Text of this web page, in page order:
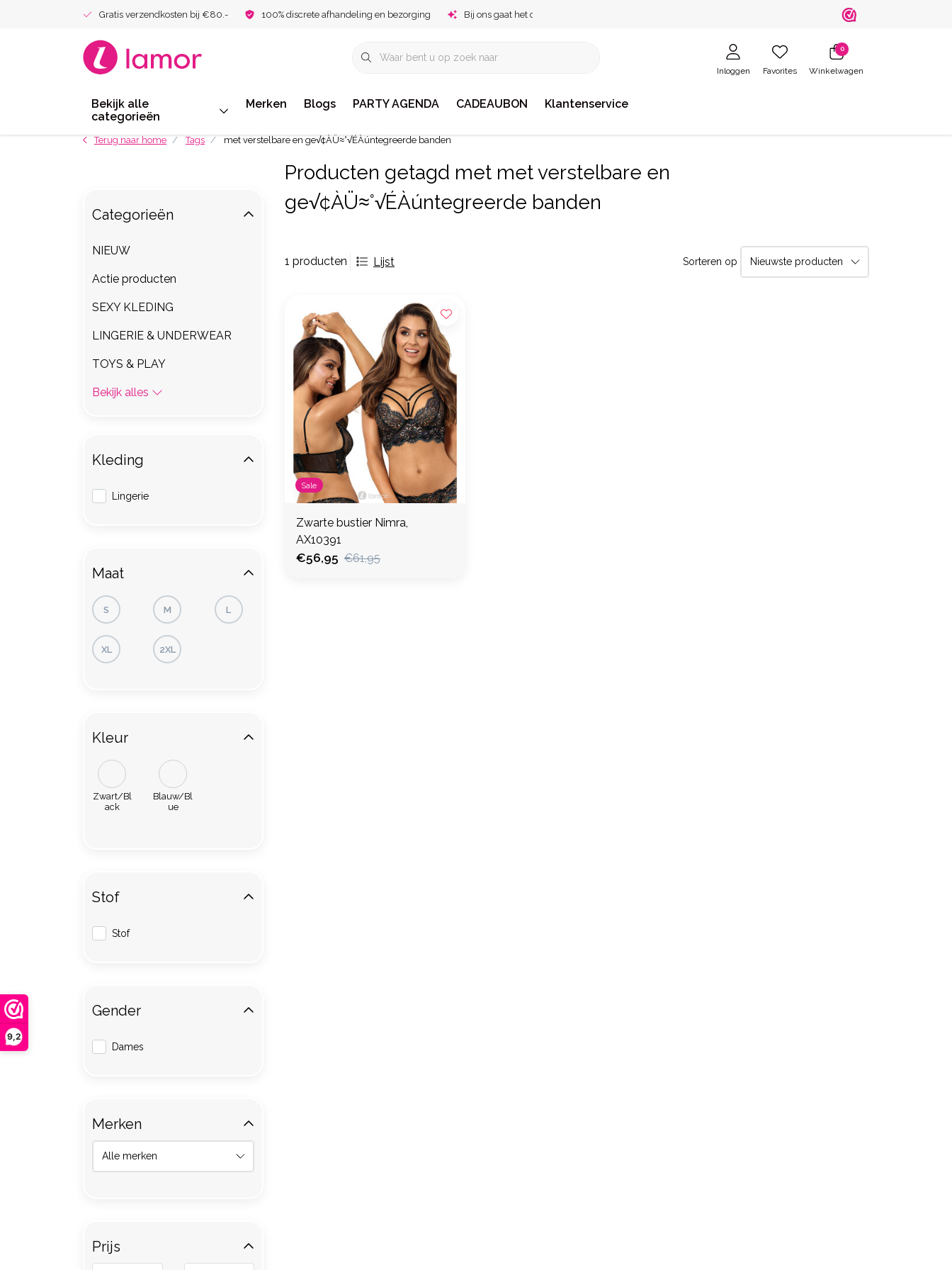
9,2
Gratis verzendkosten bij €80.- 100% discrete afhandeling en bezorging Bij ons gaat het om jou!
Inloggen Favorites
0
Winkelwagen
Bekijk alle
categorieën
Merken Blogs PARTY AGENDA CADEAUBON Klantenservice
Terug naar home Tags met verstelbare en ge√¢ÀÜ≈°√ÉÀúntegreerde banden
Producten getagd met met verstelbare en
ge√¢ÀÜ≈°√ÉÀúntegreerde banden
1 producten Lijst Sorteren op
Sale
Zwarte bustier Nimra,
AX10391
€56,95 €61,95
Categorieën
NIEUW
Actie producten
SEXY KLEDING
LINGERIE & UNDERWEAR
TOYS & PLAY
Bekijk alles
Kleding
Lingerie
Maat
S M L
XL 2XL
Kleur
Zwart/Bl
ack
Blauw/Bl
ue
Stof
Stof
Gender
Dames
Merken
Prijs